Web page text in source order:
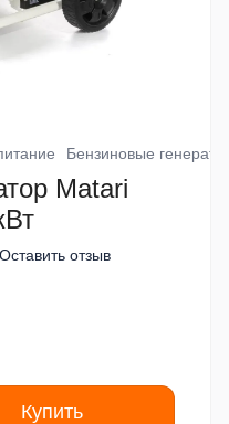
Бензиновые
Matari
Оставить отзыв
Купить